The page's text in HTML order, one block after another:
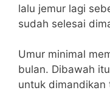
lalu jemur lagi
sudah selesai
Umur minimal
bulan. Dibawah
untuk dimandikan